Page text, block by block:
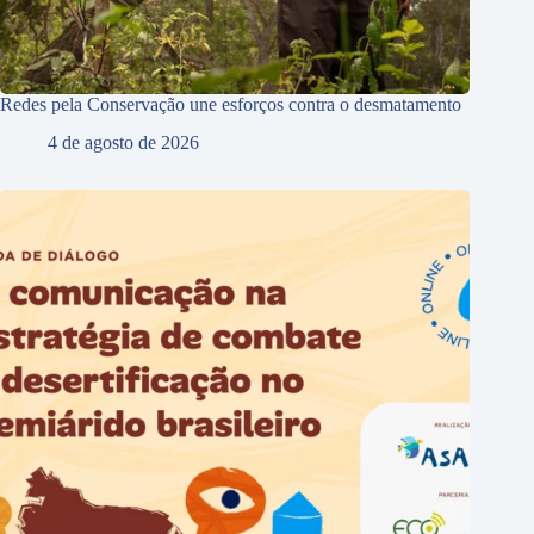
Redes pela Conservação une esforços contra o desmatamento
4 de agosto de 2026